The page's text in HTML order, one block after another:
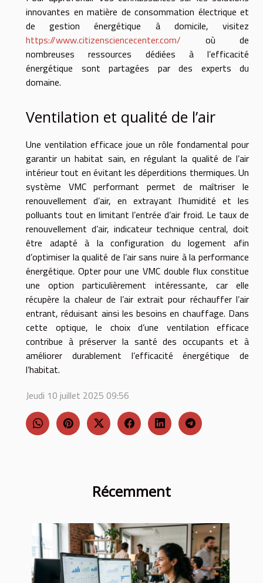
Récemment
innovantes en matière de consommation électrique et
de gestion énergétique à domicile, visitez
https://www.citizensciencecenter.com/ où de
nombreuses ressources dédiées à l’efficacité
énergétique sont partagées par des experts du
domaine.
Ventilation et qualité de l’air
Une ventilation efficace joue un rôle fondamental pour
garantir un habitat sain, en régulant la qualité de l’air
intérieur tout en évitant les déperditions thermiques. Un
système VMC performant permet de maîtriser le
renouvellement d’air, en extrayant l’humidité et les
polluants tout en limitant l’entrée d’air froid. Le taux de
renouvellement d’air, indicateur technique central, doit
être adapté à la configuration du logement afin
d’optimiser la qualité de l’air sans nuire à la performance
énergétique. Opter pour une VMC double flux constitue
une option particulièrement intéressante, car elle
récupère la chaleur de l’air extrait pour réchauffer l’air
entrant, réduisant ainsi les besoins en chauffage. Dans
cette optique, le choix d’une ventilation efficace
contribue à préserver la santé des occupants et à
améliorer durablement l’efficacité énergétique de
l’habitat.
Jeudi 10 juillet 2025 09:56